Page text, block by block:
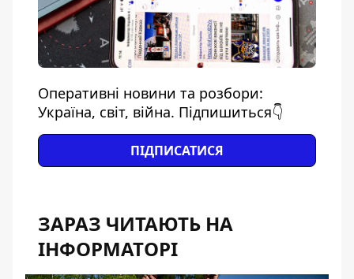
Оперативні новини та розбори:
Україна, світ, війна. Підпишиться👇
ПІДПИСАТИСЯ
ЗАРАЗ ЧИТАЮТЬ НА
ІНФОРМАТОРІ